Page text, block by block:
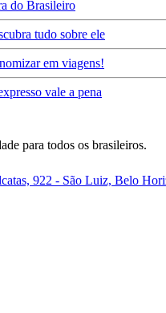
do Brasileiro
tudo sobre ele
em viagens!
vale a pena
para todos os brasileiros.
922 - São Luiz, Belo